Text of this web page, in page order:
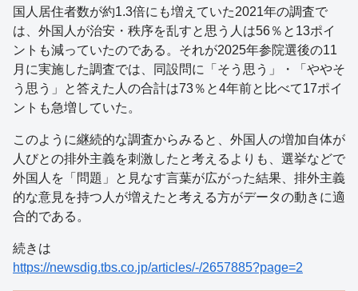
国人居住者数が約1.3倍にも増えていた2021年の調査で
は、外国人が治安・秩序を乱すと思う人は56％と13ポイ
ントも減っていたのである。それが2025年参院選後の11
月に実施した調査では、同設問に「そう思う」・「ややそ
う思う」と答えた人の合計は73％と4年前と比べて17ポイ
ントも急増していた。
このように継続的な調査からみると、外国人の増加自体が
人びとの排外主義を刺激したと考えるよりも、選挙などで
外国人を「問題」と見なす言葉が広がった結果、排外主義
的な意見を持つ人が増えたと考える方がデータの動きに適
合的である。
続きは
https://newsdig.tbs.co.jp/articles/-/2657885?page=2